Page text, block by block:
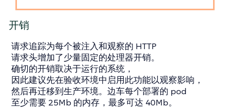
开销
请求追踪为每个被注入和观察的 HTTP
请求头增加了少量固定的处理器开销。
确切的开销取决于运行的系统，
因此建议先在验收环境中启用此功能以观察影响，
然后再迁移到生产环境。边车每个部署的 pod
至少需要 25Mb 的内存，最多可达 40Mb。